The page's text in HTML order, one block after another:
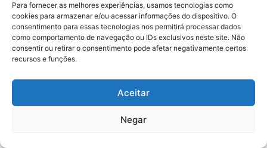
Para fornecer as melhores experiências, usamos tecnologias como
cookies para armazenar e/ou acessar informações do dispositivo. O
consentimento para essas tecnologias nos permitirá processar dados
como comportamento de navegação ou IDs exclusivos neste site. Não
consentir ou retirar o consentimento pode afetar negativamente certos
recursos e funções.
Aceitar
Negar